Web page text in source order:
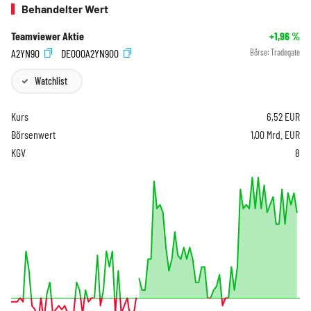
Behandelter Wert
Teamviewer Aktie +1,96%
A2YN90
DE000A2YN900 Börse: Tradegate
Watchlist
Kurs 6,52 EUR
Börsenwert
1,00 Mrd. EUR
KGV
8